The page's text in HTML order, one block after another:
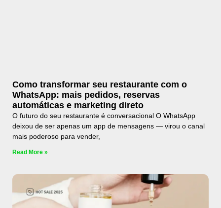
Como transformar seu restaurante com o
WhatsApp: mais pedidos, reservas
automáticas e marketing direto
O futuro do seu restaurante é conversacional O WhatsApp
deixou de ser apenas um app de mensagens — virou o canal
mais poderoso para vender,
Read More »